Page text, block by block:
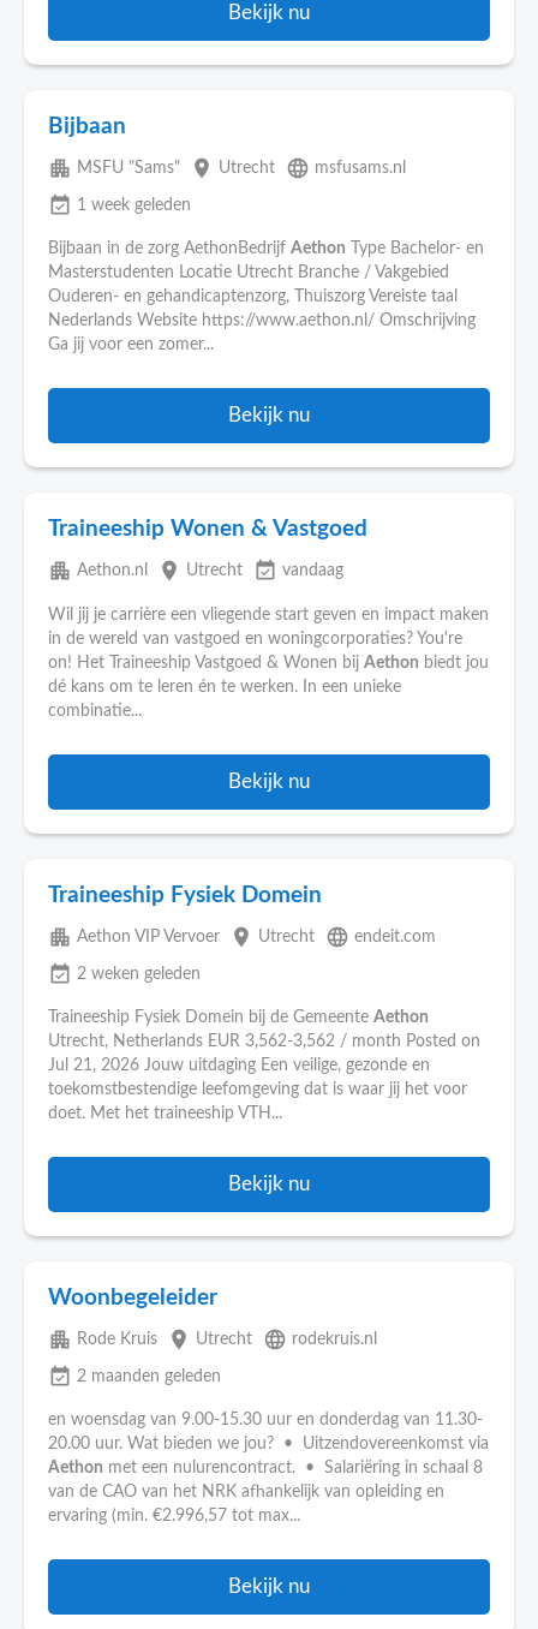
Bekijk nu
Bijbaan
apartment MSFU "Sams" place Utrecht language msfusams.nl
event_available 1 week geleden
Bijbaan in de zorg AethonBedrijf Aethon Type Bachelor- en
Masterstudenten Locatie Utrecht Branche / Vakgebied
Ouderen- en gehandicaptenzorg, Thuiszorg Vereiste taal
Nederlands Website https://www.aethon.nl/ Omschrijving
Ga jij voor een zomer...
Bekijk nu
Traineeship Wonen & Vastgoed
apartment Aethon.nl place Utrecht event_available vandaag
Wil jij je carrière een vliegende start geven en impact maken
in de wereld van vastgoed en woningcorporaties? You're
on! Het Traineeship Vastgoed & Wonen bij Aethon biedt jou
dé kans om te leren én te werken. In een unieke
combinatie...
Bekijk nu
Traineeship Fysiek Domein
apartment Aethon VIP Vervoer place Utrecht language endeit.com
event_available 2 weken geleden
Traineeship Fysiek Domein bij de Gemeente Aethon
Utrecht, Netherlands EUR 3,562-3,562 / month Posted on
Jul 21, 2026 Jouw uitdaging Een veilige, gezonde en
toekomstbestendige leefomgeving dat is waar jij het voor
doet. Met het traineeship VTH...
Bekijk nu
Woonbegeleider
apartment Rode Kruis place Utrecht language rodekruis.nl
event_available 2 maanden geleden
en woensdag van 9.00-15.30 uur en donderdag van 11.30-
20.00 uur. Wat bieden we jou? • Uitzendovereenkomst via
Aethon met een nulurencontract. • Salariëring in schaal 8
van de CAO van het NRK afhankelijk van opleiding en
ervaring (min. €2.996,57 tot max...
Bekijk nu